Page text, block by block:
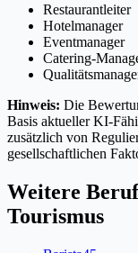
Restaurantleiter
Hotelmanager
Eventmanager
Catering-
Hinweis: Die
Basis aktueller KI-
zusätzlich von
gesellschaftlichen
Weitere
Tourismus